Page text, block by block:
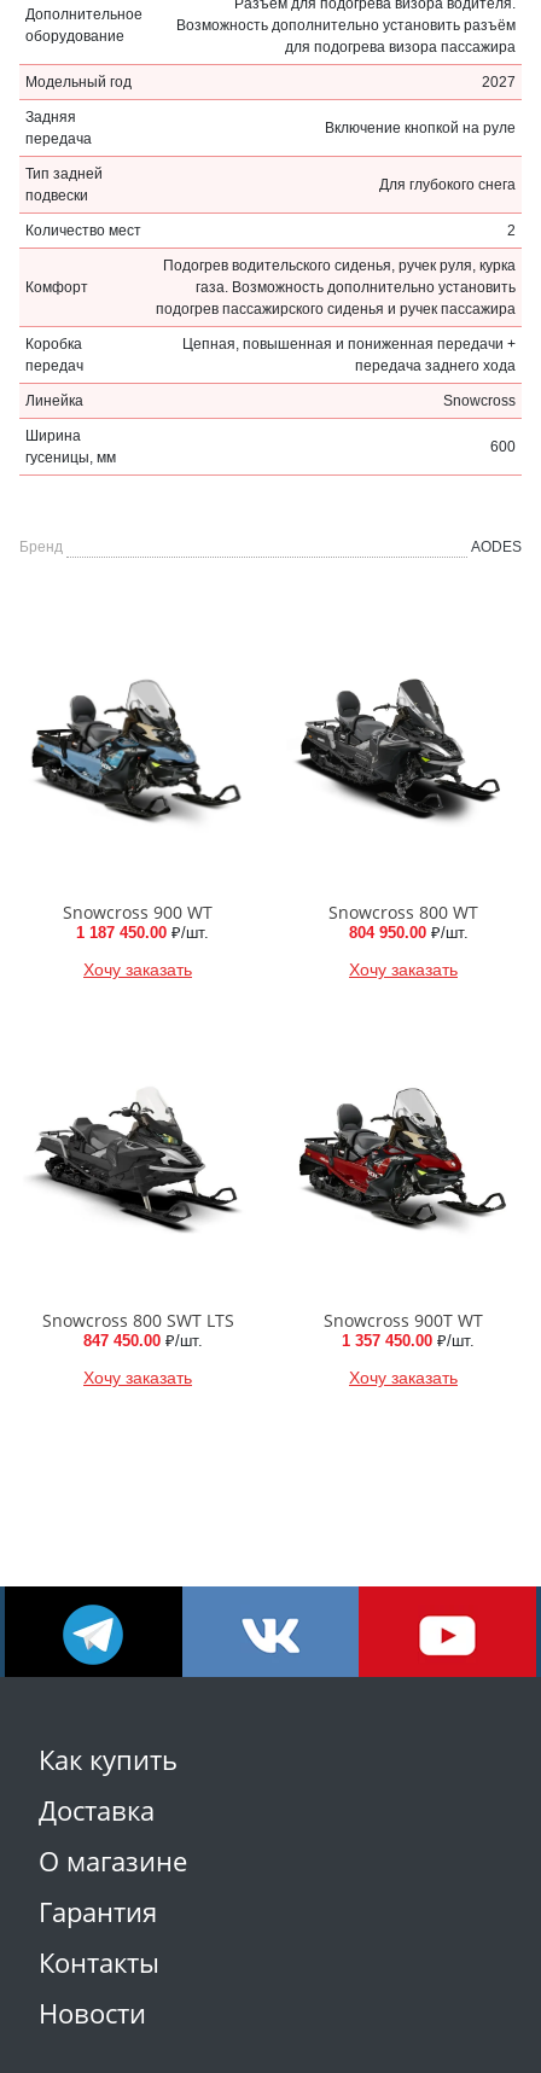
Дополнительное
оборудование
Разъём для подогрева визора водителя.
Возможность дополнительно установить разъём
для подогрева визора пассажира
Модельный год 2027
Задняя
передача
Включение кнопкой на руле
Тип задней
подвески
Для глубокого снега
Количество мест 2
Комфорт
Подогрев водительского сиденья, ручек руля, курка
газа. Возможность дополнительно установить
подогрев пассажирского сиденья и ручек пассажира
Коробка
передач
Цепная, повышенная и пониженная передачи +
передача заднего хода
Линейка Snowcross
Ширина
гусеницы, мм
600
Бренд AODES
Snowcross 900 WT
1 187 450.00 ₽/шт.
Хочу заказать
Snowcross 800 WT
804 950.00 ₽/шт.
Хочу заказать
Snowcross 800 SWT LTS
847 450.00 ₽/шт.
Хочу заказать
Snowcross 900T WT
1 357 450.00 ₽/шт.
Хочу заказать
Как купить
Доставка
О магазине
Гарантия
Контакты
Новости